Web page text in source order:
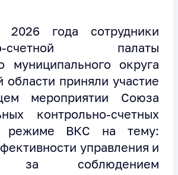
2026 года сотрудники
счетной палаты
муниципального округа
области приняли участие
мероприятии Союза
контрольно-счетных
режиме ВКС на тему:
управления и
за соблюдением